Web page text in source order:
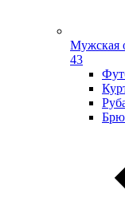
Мужская
43